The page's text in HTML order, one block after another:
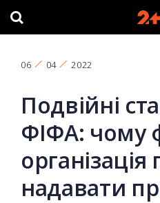
06 04 2022
Подвійні
ФІФА: чому
надавати